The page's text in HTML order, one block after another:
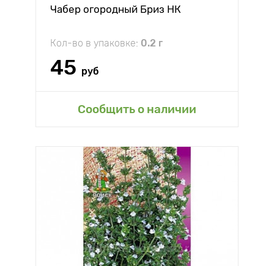
Чабер огородный Бриз НК
Кол-во в упаковке: 0.2 г
45 руб
Сообщить о наличии